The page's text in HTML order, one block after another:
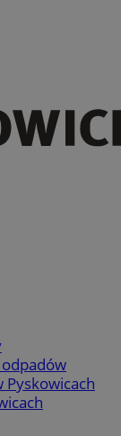
Pyskowicach